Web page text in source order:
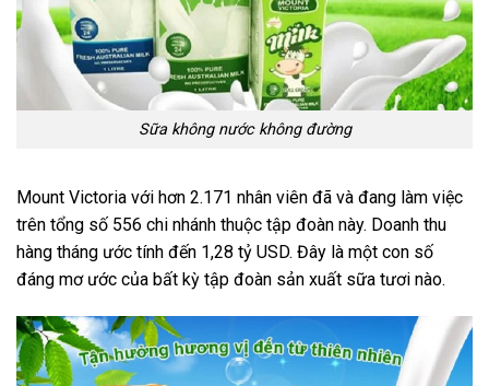
Sữa không nước không đường
Mount Victoria với hơn 2.171 nhân viên đã và đang làm việc
trên tổng số 556 chi nhánh thuộc tập đoàn này. Doanh thu
hàng tháng ước tính đến 1,28 tỷ USD. Đây là một con số
đáng mơ ước của bất kỳ tập đoàn sản xuất sữa tươi nào.